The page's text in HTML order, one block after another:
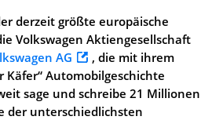
derzeit größte europäische
Volkswagen Aktiengesellschaft
AG
, die mit ihrem
Käfer“ Automobilgeschichte
sage und schreibe 21 Millionen
der unterschiedlichsten